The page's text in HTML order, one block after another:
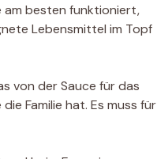
am besten funktioniert,
Lebensmittel im Topf
von der Sauce für das
Familie hat. Es muss für